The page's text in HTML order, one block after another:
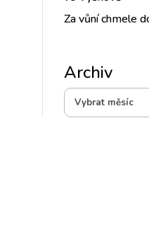
Za vůní chmele
ArchivArchiv